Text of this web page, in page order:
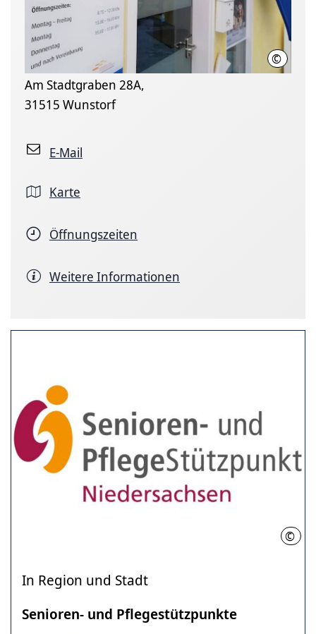
© Region
Am Stadtgraben 28A,
31515 Wunstorf
E-Mail
Karte
Öffnungszeiten
Weitere Informationen
© MI
In Region und Stadt
Senioren- und Pflegestützpunkte